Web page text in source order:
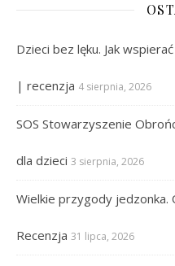
Dzieci bez lęku. Jak
| recenzja 4 sierpnia, 2026
SOS Stowarzyszenie
dla dzieci 3 sierpnia, 2026
Wielkie przygody jedzonka.
Recenzja 31 lipca, 2026